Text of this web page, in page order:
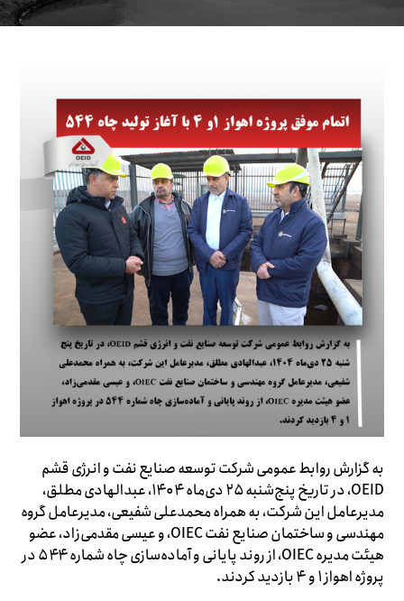
به گزارش روابط عمومی شرکت توسعه صنایع نفت و انرژی قشم
OEID، در تاریخ پنج‌شنبه ۲۵ دی‌ماه ۱۴۰۴، عبدالهادی مطلق،
مدیرعامل این شرکت، به همراه محمدعلی شفیعی، مدیرعامل گروه
مهندسی و ساختمان صنایع نفت OIEC، و عیسی مقدمی‌زاد، عضو
هیئت مدیره OIEC، از روند پایانی و آماده‌سازی چاه شماره ۵۴۴ در
پروژه اهواز ۱ و ۴ بازدید کردند.